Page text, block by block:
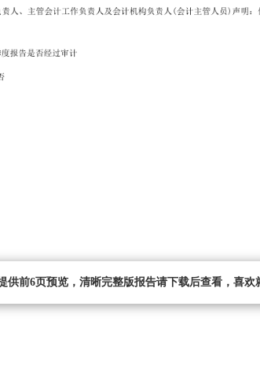
供前6页预览，清晰完整版报告请下载后查看，喜欢